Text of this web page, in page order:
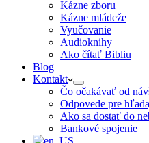
Kázne zboru
Kázne mládeže
Vyučovanie
Audioknihy
Ako čítať Bibliu
Blog
Kontakt
Čo očakávať od
Odpovede pre
Ako sa dostať do
Bankové spojenie